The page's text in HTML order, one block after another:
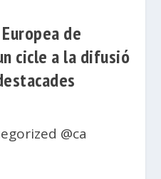
de
cicle a la difusió
@ca